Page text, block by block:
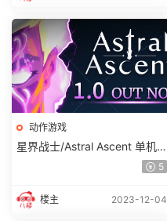
动作游戏
星界战士/Astral Ascent 单机
5
楼主 2023-12-04